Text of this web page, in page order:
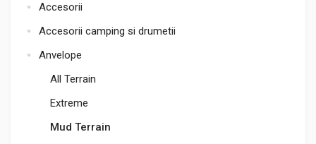
Accesorii
Accesorii camping si drumetii
Anvelope
All Terrain
Extreme
Mud Terrain